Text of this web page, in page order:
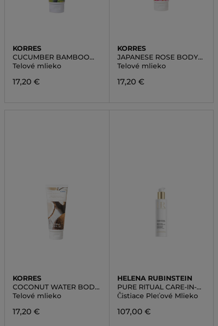
KORRES
CUCUMBER BAMBOO
BODY MILK
Telové mlieko
17,20 €
KORRES
JAPANESE ROSE BODY
MILK
Telové mlieko
17,20 €
KORRES
COCONUT WATER BODY
MILK
Telové mlieko
17,20 €
HELENA RUBINSTEIN
PURE RITUAL CARE-IN-
MILK
Čistiace Pleťové Mlieko
107,00 €